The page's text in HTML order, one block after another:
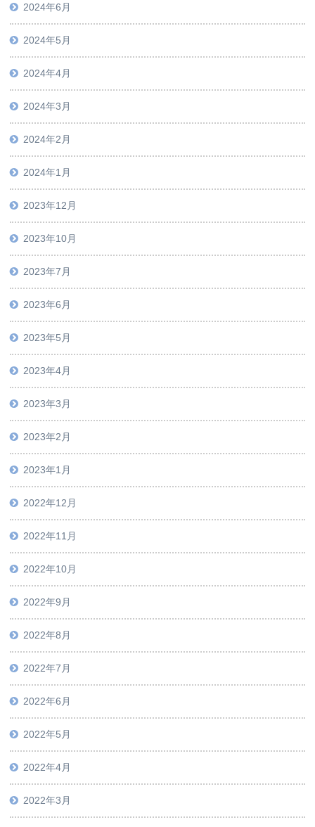
2024年6月
2024年5月
2024年4月
2024年3月
2024年2月
2024年1月
2023年12月
2023年10月
2023年7月
2023年6月
2023年5月
2023年4月
2023年3月
2023年2月
2023年1月
2022年12月
2022年11月
2022年10月
2022年9月
2022年8月
2022年7月
2022年6月
2022年5月
2022年4月
2022年3月